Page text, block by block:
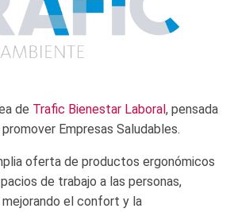
de Trafic Bienestar Laboral, pensada
Empresas Saludables.
oferta de productos ergonómicos
de trabajo a las personas,
mejorando el confort y la